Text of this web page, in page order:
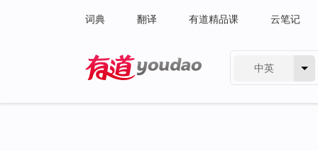
词典 翻译 有道精品课 云笔记
中英